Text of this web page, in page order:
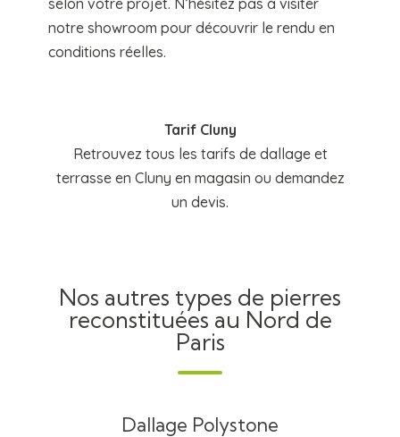
notre showroom pour découvrir le rendu en
conditions réelles.
Tarif Cluny
Retrouvez tous les tarifs de dallage et
terrasse en Cluny en magasin ou demandez
un devis.
Nos autres types de pierres
reconstituées au Nord de
Paris
Dallage Polystone